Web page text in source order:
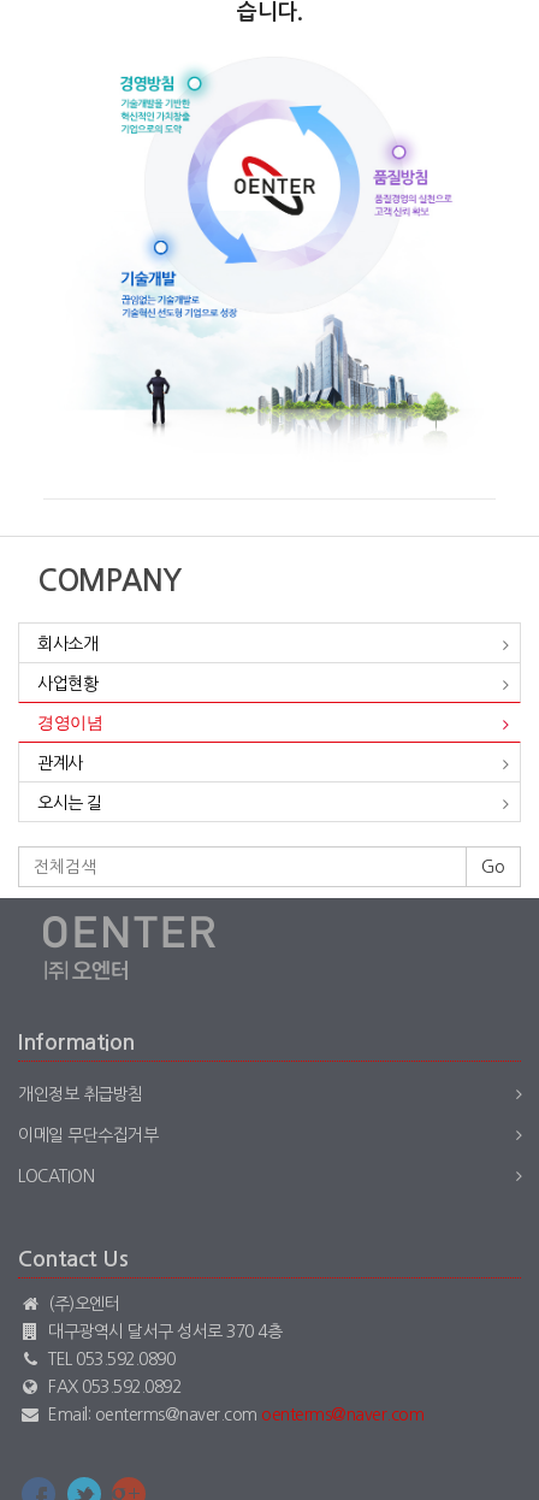
습니다.
COMPANY
회사소개
사업현황
경영이념
관계사
오시는 길
Go
Information
개인정보 취급방침
이메일 무단수집거부
LOCATION
Contact Us
(주)오엔터
대구광역시 달서구 성서로 370 4층
TEL 053.592.0890
FAX 053.592.0892
Email: oenterms@naver.com oenterms@naver.com